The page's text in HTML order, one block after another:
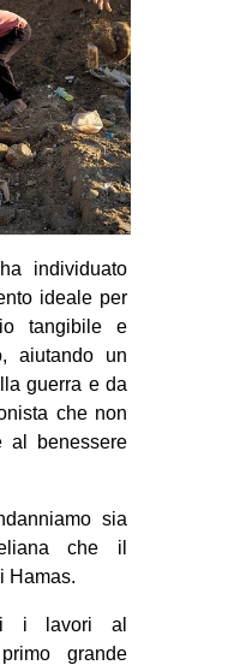
individuato
ideale per
tangibile e
aiutando un
guerra e da
che non
al benessere
sia
che il
Hamas.
i lavori al
grande